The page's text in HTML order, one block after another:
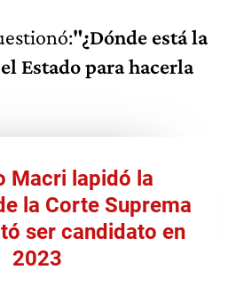
"¿Dónde está la
Estado para hacerla
Macri lapidó la
la Corte Suprema
ser candidato en
2023